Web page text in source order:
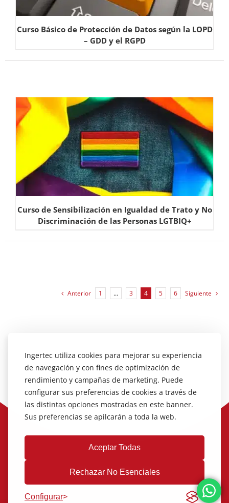
Curso Básico de Protección de Datos según la LOPD
– GDD y el RGPD
Curso de Sensibilización en Igualdad de Trato y No
Discriminación de las Personas LGTBIQ+
Anterior 1 … 3 4 5 6 Siguiente
Ingertec utiliza cookies para mejorar su experiencia
de navegación y con fines de optimización de
rendimiento y campañas de marketing. Puede
configurar sus preferencias de cookies a través de
las distintas opciones mostradas en este banner.
Sus preferencias se apilcarán a toda la web.
Aceptar Todas
Rechazar No Esenciales
Configurar